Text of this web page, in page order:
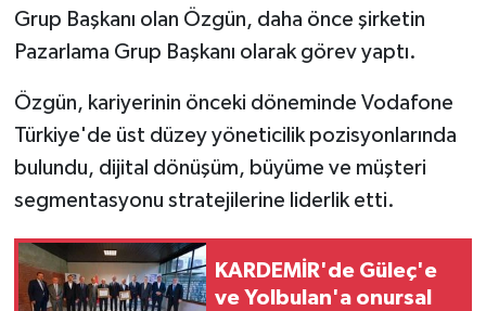
Grup Başkanı olan Özgün, daha önce şirketin
Pazarlama Grup Başkanı olarak görev yaptı.
Özgün, kariyerinin önceki döneminde Vodafone
Türkiye'de üst düzey yöneticilik pozisyonlarında
bulundu, dijital dönüşüm, büyüme ve müşteri
segmentasyonu stratejilerine liderlik etti.
KARDEMİR'de Güleç'e
ve Yolbulan'a onursal